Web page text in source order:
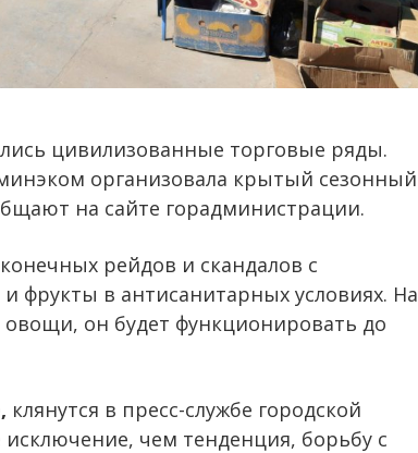
цивилизованные торговые ряды.
организовала крытый сезонный
на сайте горадминистрации.
рейдов и скандалов с
фрукты в антисанитарных условиях. На
он будет функционировать до
клянутся в пресс-службе городской
чем тенденция, борьбу с